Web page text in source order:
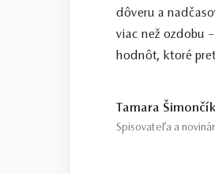
dôveru a
viac než ozdobu
hodnôt, ktoré
Tamara
Spisovateľa a